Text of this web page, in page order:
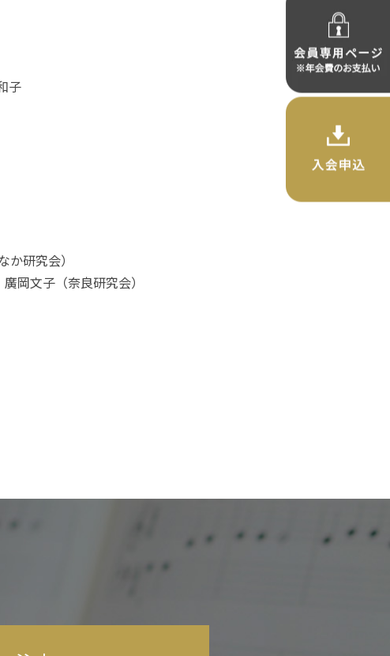
子
研究会）
岡文子（奈良研究会）